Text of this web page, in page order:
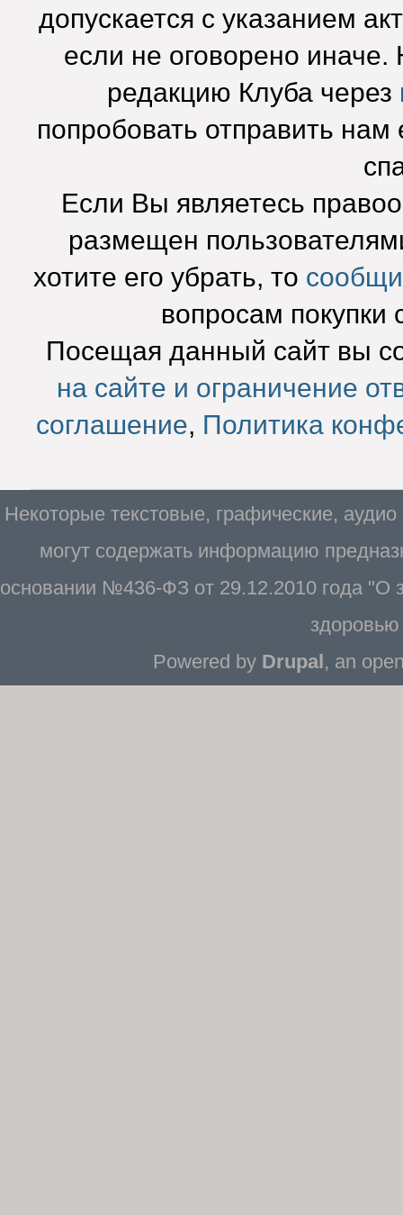
допускается с указанием
если не оговорено
редакцию Клуба через
попробовать отправить нам
Если Вы являетесь
размещен
хотите его убрать, то
вопросам покупки
Посещая данный сайт вы
на сайте и ограничение
соглашение, Политика
Некоторые текстовые, графические,
могут содержать информацию
основании №436-ФЗ от 29.12.2010 года "О
Powered by Drupal, an